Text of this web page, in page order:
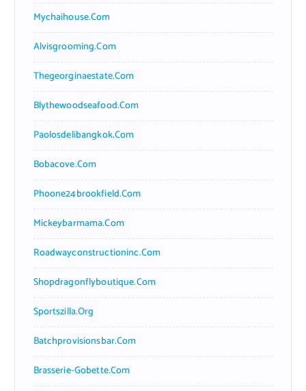
Mychaihouse.com
Alvisgrooming.com
Thegeorginaestate.com
Blythewoodseafood.com
Paolosdelibangkok.com
Bobacove.com
Phoone24brookfield.com
Mickeybarmama.com
Roadwayconstructioninc.com
Shopdragonflyboutique.com
Sportszilla.org
Batchprovisionsbar.com
Brasserie-Gobette.com